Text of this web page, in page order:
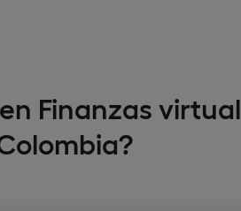
Finanzas virtual